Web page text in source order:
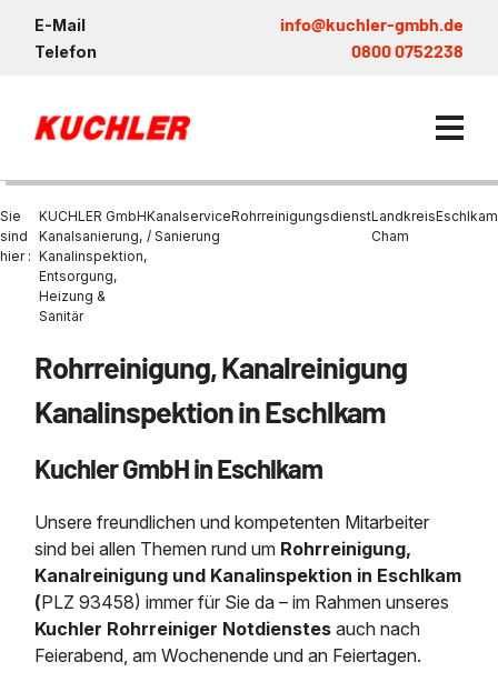
E-Mail info@kuchler-gmbh.de
Telefon 0800 0752238
Kanalservice / Sanierung
Großprofilsanierung
Schachtsanierung
GFK - Schachtliner
Kanalreinigung
Kanalinspektion
Grubenentleerung
24h Notdienst
Entsorgung
Bohrschlamm
Entsorgung von
Behandlungsanlage
Entleerung und Reinigung
Regenrückhaltebecken
Grubenentleerung und
Sickerschacht Reinigung
Wartung und Vollservice
Prüfung &
Sanierung von
Fettabscheider
Entsorgung
Saugbagger / Luftförderanlage
Be- und Entkiesen von
Entleerung von
Entleerung und
Saugbagger für Tiefbau
Saugbagger und Pumpen
Fermenter-Entleerung
Regenrückhaltebecken
Entschlammung
Heizung / Sanitär
Wärmepumpen Zentrum
Brückenentwässerung
Tiefbau
Nachhaltigkeit & Umwelt
Referenzen
News & Aktuelles
Zertifikate /
Sie
sind
hier :
KUCHLER GmbH
Kanalsanierung,
Kanalinspektion,
Entsorgung,
Heizung &
Sanitär
Kanalservice
/ Sanierung
RohrreinigungsdienstLandkreis
Cham
Eschlkam
Rohrreinigung, Kanalreinigung
Kanalinspektion in Eschlkam
Kuchler GmbH in Eschlkam
Unsere freundlichen und kompetenten Mitarbeiter
sind bei allen Themen rund um Rohrreinigung,
Kanalreinigung und Kanalinspektion in Eschlkam
(PLZ 93458) immer für Sie da – im Rahmen unseres
Kuchler Rohrreiniger Notdienstes auch nach
Feierabend, am Wochenende und an Feiertagen.